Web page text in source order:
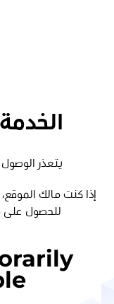
يتعذر
إذا كنت مالك
للحصول على